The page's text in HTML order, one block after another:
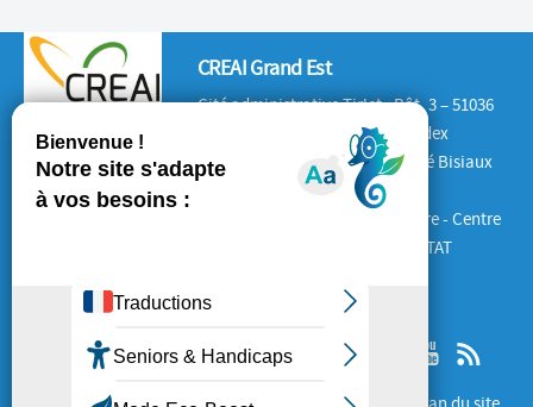
CREAI Grand Est
Cité administrative Tirlet : Bât. 3 – 51036
CHALONS-EN-CHAMPAGNE Cedex
Antenne Lorraine : 132 rue André Bisiaux
54320 Maxéville
Antenne Alsace : Place de la Gare - Centre
d'Affaires le 1840 – 67600 SELESTAT
SUIVEZ-NOUS